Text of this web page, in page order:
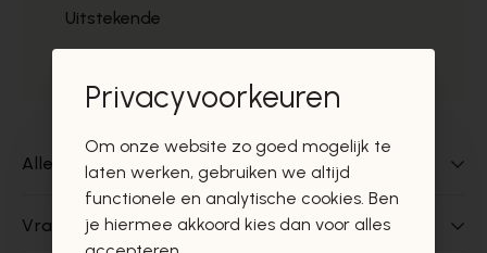
Uitstekende
Alles over dit product
Vragen over dit product?
Privacyvoorkeuren
Om onze website zo goed mogelijk te
laten werken, gebruiken we altijd
functionele en analytische cookies. Ben
je hiermee akkoord kies dan voor alles